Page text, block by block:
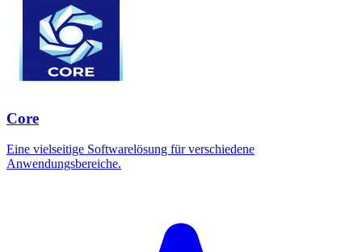
Core
Eine vielseitige Softwarelösung für verschiedene
Anwendungsbereiche.